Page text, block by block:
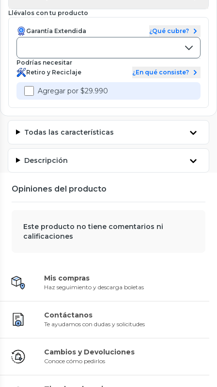
Llévalos con tu producto
Garantía Extendida ¿Qué cubre?
Podrías necesitar
Retiro y Reciclaje
¿En qué consiste?
Agregar por $29.990
Todas las características
Descripción
Opiniones del producto
Este producto no tiene comentarios ni
calificaciones
Mis compras
Haz seguimiento y descarga boletas
Contáctanos
Te ayudamos con dudas y solicitudes
Cambios y Devoluciones
Conoce cómo pedirlos